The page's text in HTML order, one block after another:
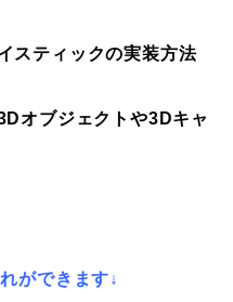
スティックの実装方法
オブジェクトや3Dキャ
ができます↓